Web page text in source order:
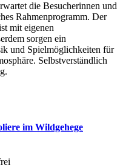
die Besucherinnen und
Rahmenprogramm. Der
mit eigenen
sorgen ein
und Spielmöglichkeiten für
Selbstverständlich
im Wildgehege